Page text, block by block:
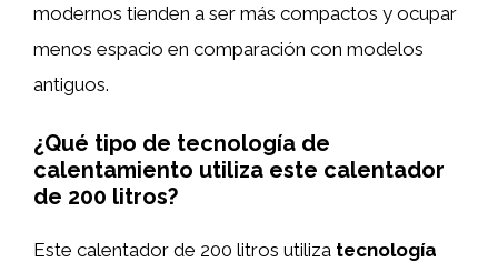
modernos tienden a ser más compactos y ocupar
menos espacio en comparación con modelos
antiguos.
¿Qué tipo de tecnología de
calentamiento utiliza este calentador
de 200 litros?
Este calentador de 200 litros utiliza tecnología